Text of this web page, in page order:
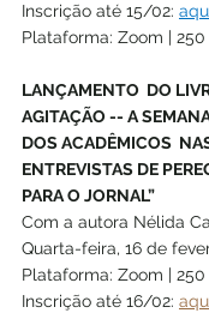
Inscrição até 15/02:
Plataforma: Zoom |
LANÇAMENTO  DO
AGITAÇÃO -- A
DOS ACADÊMICOS
ENTREVISTAS DE
PARA O JORNAL”
Com a autora Nélida
Quarta-feira, 16 de
Plataforma: Zoom |
Inscrição até 16/02: